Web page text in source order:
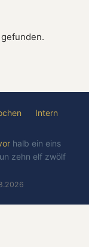
Intern
halb ein eins
zehn elf zwölf